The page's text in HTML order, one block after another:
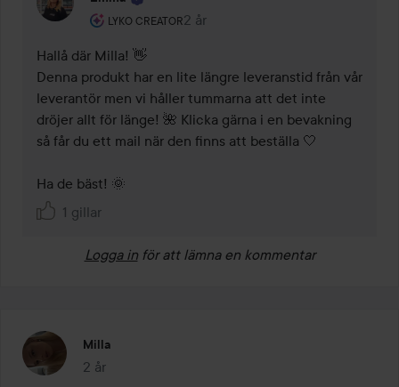
LYKO CREATOR
Användarens roll: Lyko Creator.
2 år
Kommentaren lades 2 år
Hallå där Milla! 👋
Denna produkt har en lite längre leveranstid från vår
leverantör men vi håller tummarna att det inte
dröjer allt för länge! 🌺 Klicka gärna i en bevakning
så får du ett mail när den finns att beställa 🤍
Ha de bäst! 🌞
1 gillar
Logga in för att lämna en kommentar
Milla
2 år
Inlägget skapades 2 år